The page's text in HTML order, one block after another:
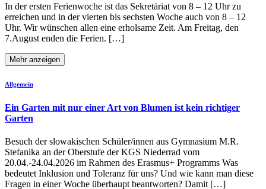
In der ersten Ferienwoche ist das Sekretäriat von 8 – 12 Uhr zu
erreichen und in der vierten bis sechsten Woche auch von 8 – 12
Uhr. Wir wünschen allen eine erholsame Zeit. Am Freitag, den
7.August enden die Ferien. […]
Mehr anzeigen
Allgemein
Ein Garten mit nur einer Art von Blumen ist kein richtiger
Garten
Besuch der slowakischen Schüler/innen aus Gymnasium M.R.
Stefanika an der Oberstufe der KGS Niederrad vom
20.04.-24.04.2026 im Rahmen des Erasmus+ Programms Was
bedeutet Inklusion und Toleranz für uns? Und wie kann man diese
Fragen in einer Woche überhaupt beantworten? Damit […]